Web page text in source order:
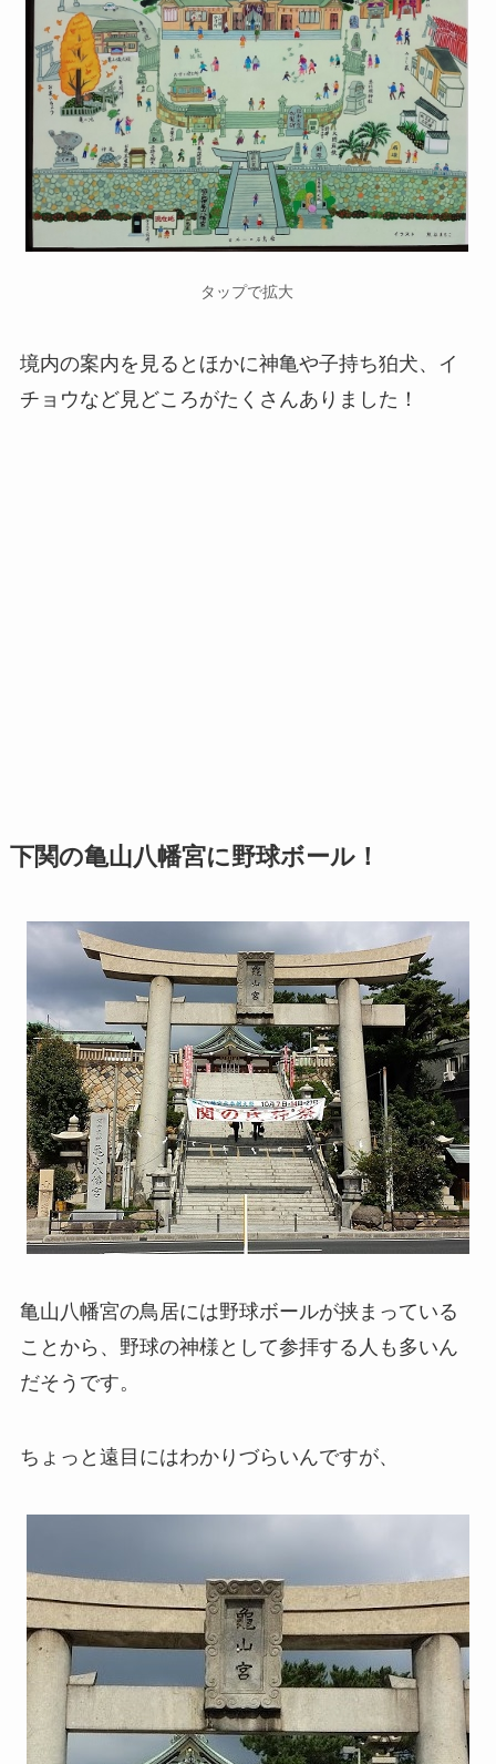
タップで拡大
境内の案内を見るとほかに神亀や子持ち狛犬、イ
チョウなど見どころがたくさんありました！
下関の亀山八幡宮に野球ボール！
亀山八幡宮の鳥居には野球ボールが挟まっている
ことから、野球の神様として参拝する人も多いん
だそうです。
ちょっと遠目にはわかりづらいんですが、